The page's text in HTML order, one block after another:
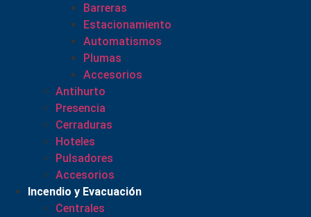
Barreras
Estacionamiento
Automatismos
Plumas
Accesorios
Antihurto
Presencia
Cerraduras
Hoteles
Pulsadores
Accesorios
Incendio y Evacuación
Centrales